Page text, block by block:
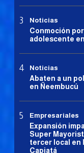
Noticias
Conmoción
adolescente
Noticias
Abaten a un
en Ñeembucú
Empresariales
Expansión
Super
tercer local en
Capiatá